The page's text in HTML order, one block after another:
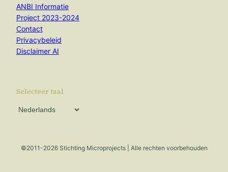
ANBI Informatie
Project 2023-2024
Contact
Privacybeleid
Disclaimer AI
Selecteer taal
©2011-2026 Stichting Microprojects | Alle rechten voorbehouden